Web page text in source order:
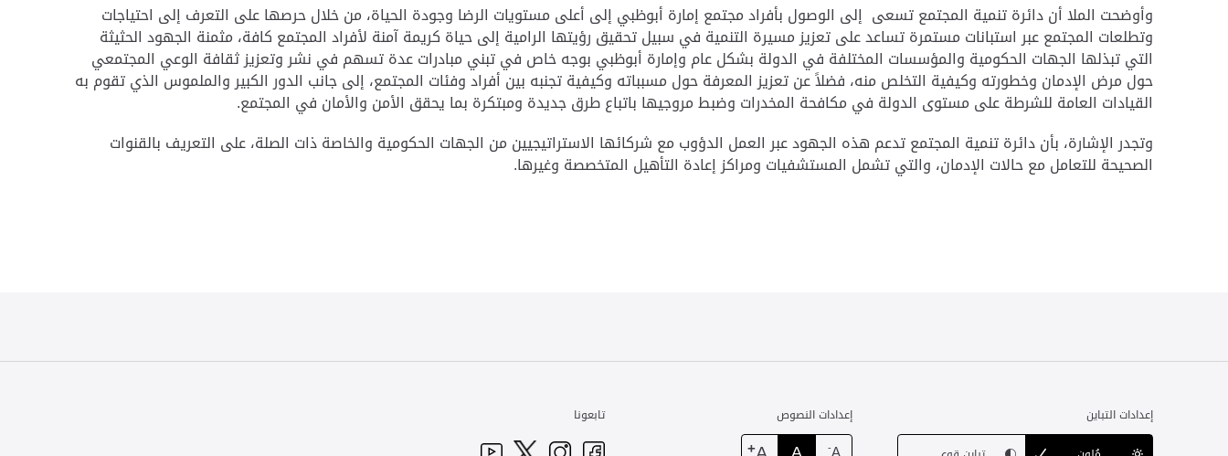
وأوضحت الملا أن دائرة تنمية المجتمع تسعى إلى الوصول بأفراد مجتمع إمارة أبوظبي إلى أعلى مستويات الرضا وجودة الحياة، من خلال حرصها على التعرف إلى احتياجات
وتطلعات المجتمع عبر استبانات مستمرة تساعد على تعزيز مسيرة التنمية في سبيل تحقيق رؤيتها الرامية إلى حياة كريمة آمنة لأفراد المجتمع كافة، مثمنة الجهود الحثيثة
التي تبذلها الجهات الحكومية والمؤسسات المختلفة في الدولة بشكل عام وإمارة أبوظبي بوجه خاص في تبني مبادرات عدة تسهم في نشر وتعزيز ثقافة الوعي المجتمعي
حول مرض الإدمان وخطورته وكيفية التخلص منه، فضلاً عن تعزيز المعرفة حول مسبباته وكيفية تجنبه بين أفراد وفئات المجتمع، إلى جانب الدور الكبير والملموس الذي تقوم به
القيادات العامة للشرطة على مستوى الدولة في مكافحة المخدرات وضبط مروجيها باتباع طرق جديدة ومبتكرة بما يحقق الأمن والأمان في المجتمع.
وتجدر الإشارة، بأن دائرة تنمية المجتمع تدعم هذه الجهود عبر العمل الدؤوب مع شركائها الاستراتيجيين من الجهات الحكومية والخاصة ذات الصلة، على التعريف بالقنوات
الصحيحة للتعامل مع حالات الإدمان، والتي تشمل المستشفيات ومراكز إعادة التأهيل المتخصصة وغيرها.
إعدادات التباين
إعدادات النصوص
-
+
تابعونا